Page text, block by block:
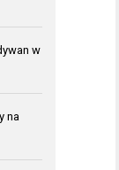
w
na